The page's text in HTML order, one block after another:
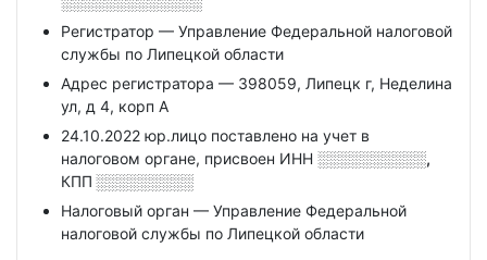
Регистратор — Управление Федеральной налоговой
службы по Липецкой области
Адрес регистратора — 398059, Липецк г, Неделина
ул, д 4, корп А
24.10.2022 юр.лицо поставлено на учет в
налоговом органе, присвоен ИНН ░░░░░░░░░░,
КПП ░░░░░░░░░
Налоговый орган — Управление Федеральной
налоговой службы по Липецкой области